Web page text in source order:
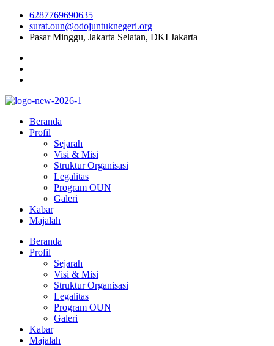
6287769690635
surat.oun@odojuntuknegeri.org
Pasar Minggu, Jakarta Selatan, DKI Jakarta
Beranda
Profil
Sejarah
Visi & Misi
Struktur Organisasi
Legalitas
Program OUN
Galeri
Kabar
Majalah
Beranda
Profil
Sejarah
Visi & Misi
Struktur Organisasi
Legalitas
Program OUN
Galeri
Kabar
Majalah